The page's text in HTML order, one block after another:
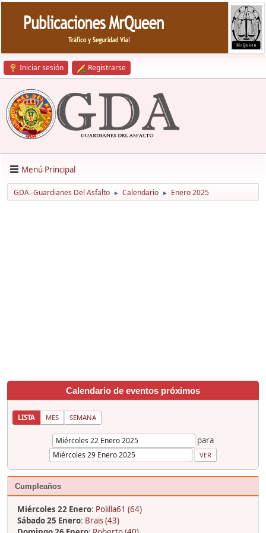
Iniciar sesión Registrarse
Menú Principal
GDA.-Guardianes Del Asfalto ► Calendario ► Enero 2025
Calendario de eventos próximos
LISTA MES SEMANA
para
Cumpleaños
Miércoles 22 Enero: Polilla61 (64)
Sábado 25 Enero: Brais (43)